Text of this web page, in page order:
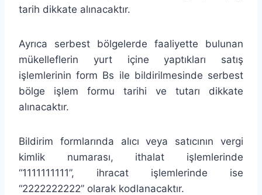
tarih dikkate alınacaktır.
Ayrıca serbest bölgelerde faaliyette bulunan
mükelleflerin yurt içine yaptıkları satış
işlemlerinin form Bs ile bildirilmesinde serbest
bölge işlem formu tarihi ve tutarı dikkate
alınacaktır.
Bildirim formlarında alıcı veya satıcının vergi
kimlik numarası, ithalat işlemlerinde
“1111111111”, ihracat işlemlerinde ise
“2222222222” olarak kodlanacaktır.